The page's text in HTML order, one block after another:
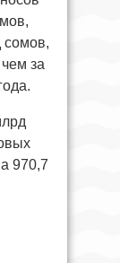
сомов,
за
970,7